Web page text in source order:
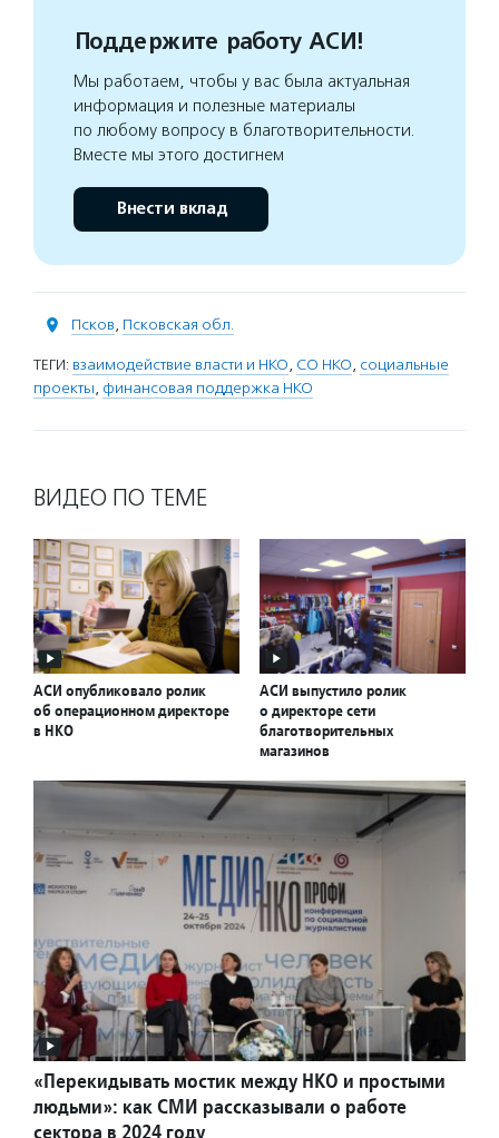
Поддержите работу АСИ!
Мы работаем, чтобы у вас была актуальная
информация и полезные материалы
по любому вопросу в благотворительности.
Вместе мы этого достигнем
Внести вклад
Псков, Псковская обл.
ТЕГИ: взаимодействие власти и НКО, СО НКО, социальные
проекты, финансовая поддержка НКО
ВИДЕО ПО ТЕМЕ
АСИ опубликовало ролик
об операционном директоре
в НКО
АСИ выпустило ролик
о директоре сети
благотворительных
магазинов
«Перекидывать мостик между НКО и простыми
людьми»: как СМИ рассказывали о работе
сектора в 2024 году